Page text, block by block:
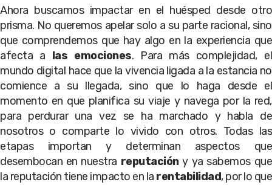
Ahora buscamos impactar en el huésped desde otro
prisma. No queremos apelar solo a su parte racional, sino
que comprendemos que hay algo en la experiencia que
afecta a las emociones. Para más complejidad, el
mundo digital hace que la vivencia ligada a la estancia no
comience a su llegada, sino que lo haga desde el
momento en que planifica su viaje y navega por la red,
para perdurar una vez se ha marchado y habla de
nosotros o comparte lo vivido con otros. Todas las
etapas importan y determinan aspectos que
desembocan en nuestra reputacióny ya sabemos que
la reputación tiene impacto en la rentabilidad, por lo que